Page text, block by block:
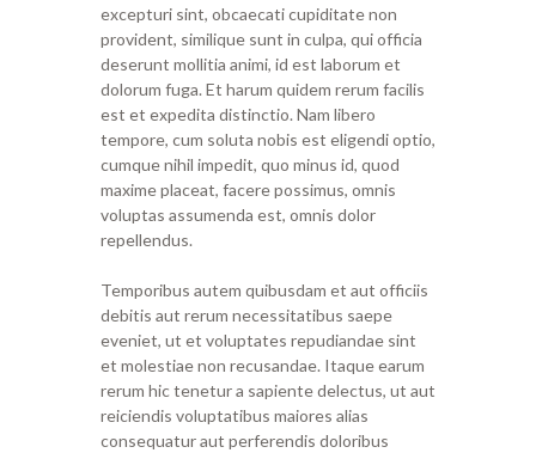
excepturi sint, obcaecati cupiditate non
provident, similique sunt in culpa, qui officia
deserunt mollitia animi, id est laborum et
dolorum fuga. Et harum quidem rerum facilis
est et expedita distinctio. Nam libero
tempore, cum soluta nobis est eligendi optio,
cumque nihil impedit, quo minus id, quod
maxime placeat, facere possimus, omnis
voluptas assumenda est, omnis dolor
repellendus.
Temporibus autem quibusdam et aut officiis
debitis aut rerum necessitatibus saepe
eveniet, ut et voluptates repudiandae sint
et molestiae non recusandae. Itaque earum
rerum hic tenetur a sapiente delectus, ut aut
reiciendis voluptatibus maiores alias
consequatur aut perferendis doloribus